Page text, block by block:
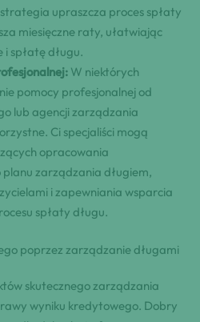
upraszcza proces spłaty
miesięczne raty, ułatwiając
spłatę długu.
W niektórych
pomocy profesjonalnej od
lub agencji zarządzania
Ci specjaliści mogą
opracowania
zarządzania długiem,
i zapewniania wsparcia
spłaty długu.
poprzez zarządzanie długami
skutecznego zarządzania
wyniku kredytowego. Dobry